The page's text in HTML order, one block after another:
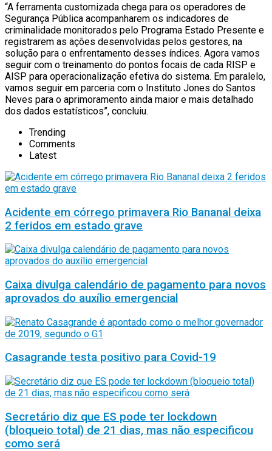
“A ferramenta customizada chega para os operadores de
Segurança Pública acompanharem os indicadores de
criminalidade monitorados pelo Programa Estado Presente e
registrarem as ações desenvolvidas pelos gestores, na
solução para o enfrentamento desses índices. Agora vamos
seguir com o treinamento do pontos focais de cada RISP e
AISP para operacionalização efetiva do sistema. Em paralelo,
vamos seguir em parceria com o Instituto Jones do Santos
Neves para o aprimoramento ainda maior e mais detalhado
dos dados estatísticos”, concluiu.
Trending
Comments
Latest
Acidente em córrego primavera Rio Bananal deixa
2 feridos em estado grave
Caixa divulga calendário de pagamento para novos
aprovados do auxílio emergencial
Casagrande testa positivo para Covid-19
Secretário diz que ES pode ter lockdown
(bloqueio total) de 21 dias, mas não especificou
como será